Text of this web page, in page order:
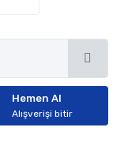
Hemen Al
Alışverişi bitir